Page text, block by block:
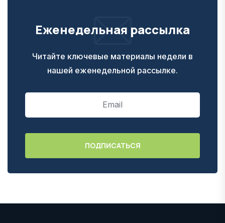
Еженедельная рассылка
Читайте ключевые материалы недели в
нашей еженедельной рассылке.